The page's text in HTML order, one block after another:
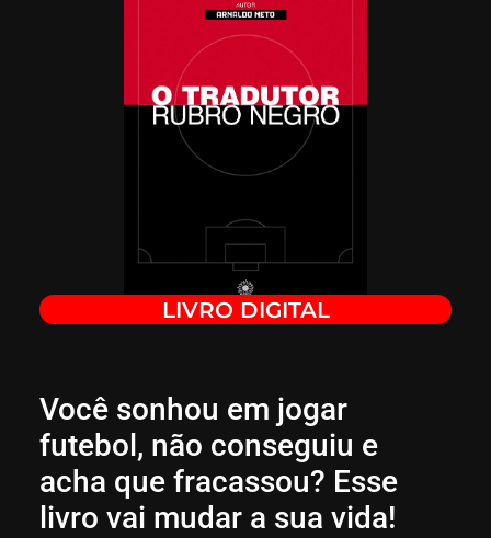
LIVRO DIGITAL
Você sonhou em jogar
futebol, não conseguiu e
acha que fracassou? Esse
livro vai mudar a sua vida!